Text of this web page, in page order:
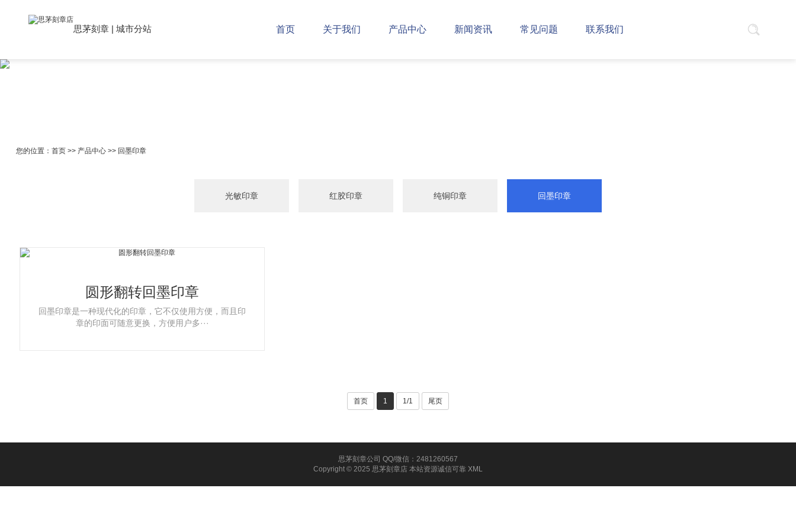
思茅刻章 | 城市分站 首页 关于我们 产品中心 新闻资讯 常见问题 联系我们
您的位置： 首页>> 产品中心>> 回墨印章
光敏印章 红胶印章 纯铜印章 回墨印章
圆形翻转回墨印章
回墨印章是一种现代化的印章，它不仅使用方便，而且印
章的印面可随意更换，方便用户多···
首页 1 1/1 尾页
思茅刻章公司 QQ/微信：2481260567
Copyright © 2025 思茅刻章店 本站资源诚信可靠 XML